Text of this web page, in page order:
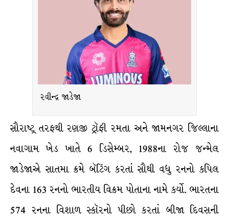
રવીન્દ્ર જાડેજા
સૌરાષ્ટ્ર તરફથી રણજી ટ્રૉફી રમતા અને જામનગર જિલ્લાના
નવાગામ ખેડ ખાતે 6 ડિસેમ્બર, 1988ના રોજ જન્મેલ
જાડેજાએ સાતમા ક્રમે બૅટિંગ કરતાં સૌથી વધુ રનનો કપિલ
દેવના 163 રનનો ભારતીય વિક્રમ પોતાના નામે કર્યો. ભારતના
574 રનના વિશાળ સ્કૉરનો પીછો કરતાં બીજા દિવસની